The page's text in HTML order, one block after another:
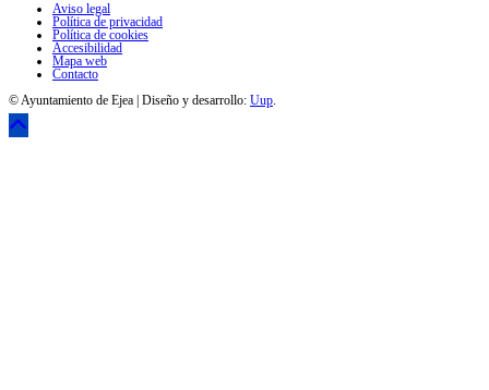
Aviso legal
Política de privacidad
Política de cookies
Accesibilidad
Mapa web
Contacto
© Ayuntamiento de Ejea | Diseño y desarrollo: Uup.